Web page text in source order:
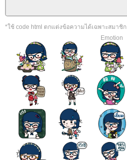
*ใช้ code html ตกแต่งข้อความได้เฉพาะสมาชิก
Emotion